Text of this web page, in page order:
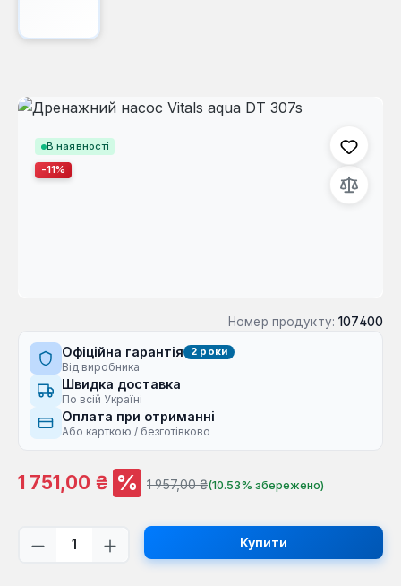
В наявності
-11%
Пропустити галерею зображень
Номер продукту: 107400
Офіційна гарантія 2 роки
Від виробника
Швидка доставка
По всій Україні
Оплата при отриманні
Або карткою / безготівково
Ціна продажу:
1 751,00 ₴ % Звичайна ціна:
1 957,00 ₴(10.53% збережено)
Кількість товару: Введіть потрібну
Купити